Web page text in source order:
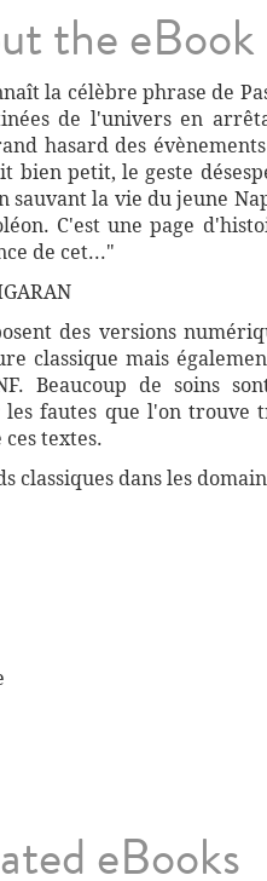
the eBook
la célèbre phrase de
de l'univers en
hasard des
bien petit, le geste
sauvant la vie du jeune
C'est une page
de cet..."
des versions
classique mais
Beaucoup de soins
fautes que l'on trouve
textes.
classiques dans les
eBooks